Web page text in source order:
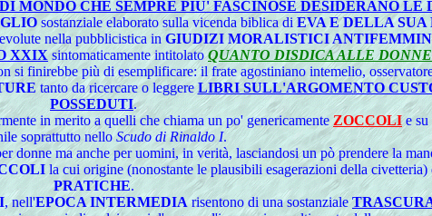
MONDO CHE SEMPRE PIU' FASCINOSE DESIDERANO LE
sostanziale elaborato sulla vicenda biblica diEVA E DELLA
nella pubblicistica in GIUDIZI MORALISTICI
XXIXsintomaticamente intitolatoQUANTO DISDICA ALLE
si finirebbe più di esemplificare: il frate agostiniano intemelio,
tanto da ricercare o leggereLIBRI SULL'ARGOMENTO
POSSEDUTI.
in merito a quelli che chiama un po' genericamente ZOCCOLIe su
soprattutto nello Scudo di Rinaldo I.
donne ma anche per uomini, in verità, lasciandosi un pò prendere la
la cui origine (nonostante le plausibili esagerazioni della
PRATICHE.
, nell'EPOCA INTERMEDIArisentono di una sostanziale